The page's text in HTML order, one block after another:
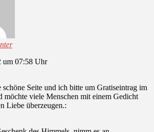
um 07:58 Uhr
schöne Seite und ich bitte um Gratiseintrag im
möchte viele Menschen mit einem Gedicht
Liebe überzeugen.: